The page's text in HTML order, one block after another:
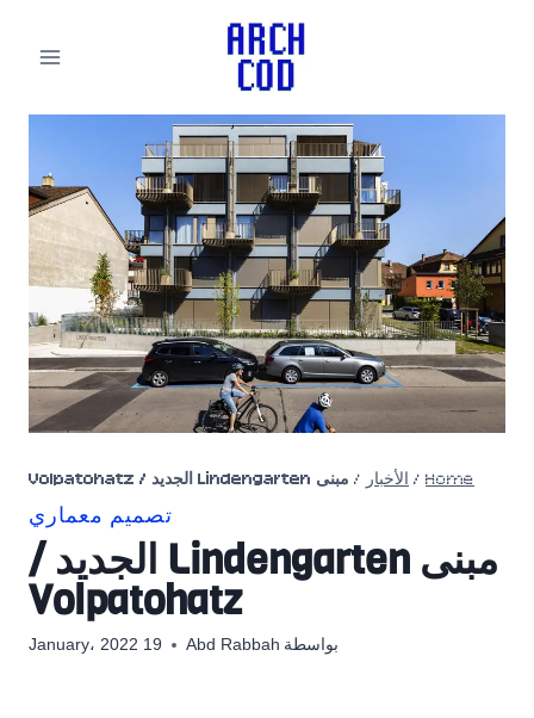
Home
/ الأخبار / مبنى Lindengarten الجديد / Volpatohatz
تصميم معماري
مبنى Lindengarten الجديد /
Volpatohatz
بواسطة Abd Rabbah 19 January، 2022